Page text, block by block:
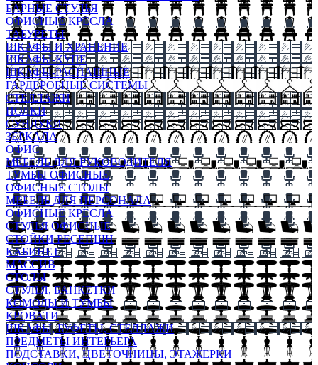
БАРНЫЕ СТУЛЬЯ
ОФИСНЫЕ КРЕСЛА
ТАБУРЕТЫ
ШКАФЫ И ХРАНЕНИЕ
ШКАФЫ-КУПЕ
ШКАФЫ-РАСПАШНЫЕ
ГАРДЕРОБНЫЕ СИСТЕМЫ
СТЕЛЛАЖИ
ПОЛКИ
СУНДУКИ
ЗЕРКАЛА
ОФИС
МЕБЕЛЬ ДЛЯ РУКОВОДИТЕЛЯ
ТУМБЫ ОФИСНЫЕ
ОФИСНЫЕ СТОЛЫ
МЕБЕЛЬ ДЛЯ ПЕРСОНАЛА
ОФИСНЫЕ КРЕСЛА
СТУЛЬЯ ОФИСНЫЕ
СТОЙКИ РЕСЕПШН
КАБИНЕТ
МАССИВ
СТОЛЫ
СТУЛЬЯ, БАНКЕТКИ
КОМОДЫ И ТУМБЫ
КРОВАТИ
ШКАФЫ, БУФЕТЫ, СТЕЛЛАЖИ
ПРЕДМЕТЫ ИНТЕРЬЕРА
ПОДСТАВКИ, ЦВЕТОЧНИЦЫ, ЭТАЖЕРКИ